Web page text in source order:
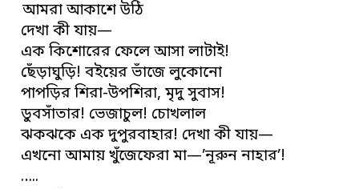
আমরা আকাশে উঠি
দেখা কী যায়—
এক কিশোরের ফেলে আসা লাটাই!
ছেঁড়াঘুড়ি! বইয়ের ভাঁজে লুকোনো
পাপড়ির শিরা-উপশিরা, মৃদু সুবাস!
ডুবসাঁতার! ভেজাচুল! চোখলাল
ঝকঝকে এক দুপুরবাহার! দেখা কী যায়—
এখনো আমায় খুঁজেফেরা মা—’নূরুন নাহার’!
…..